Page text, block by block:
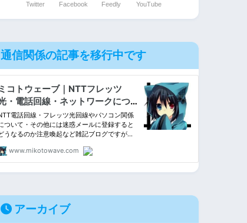
Twitter Facebook Feedly YouTube
通信関係の記事を移行中です
アーカイブ